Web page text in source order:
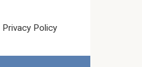
Privacy Policy